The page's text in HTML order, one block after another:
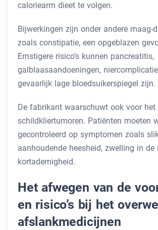
caloriearm dieet te volgen.
Bijwerkingen zijn onder andere maag-
zoals constipatie, een opgeblazen
Ernstigere risico’s kunnen pancreatitis,
galblaasaandoeningen,
gevaarlijk lage bloedsuikerspiegel zijn.
De fabrikant waarschuwt ook voor
schildkliertumoren. Patiënten moeten
gecontroleerd op symptomen zoals
aanhoudende heesheid, zwelling in de
kortademigheid.
Het afwegen van de
en risico’s bij het
afslankmedicijnen